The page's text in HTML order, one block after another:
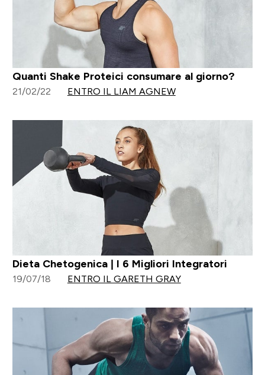
Quanti Shake Proteici consumare al giorno?
21/02/22 ENTRO IL LIAM AGNEW
Dieta Chetogenica | I 6 Migliori Integratori
19/07/18 ENTRO IL GARETH GRAY